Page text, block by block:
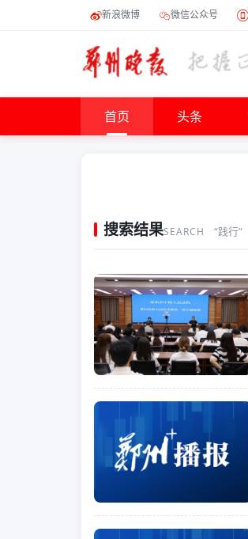
新浪微博 微信公众号
首页 头条
搜索结果SEARCH “践行”